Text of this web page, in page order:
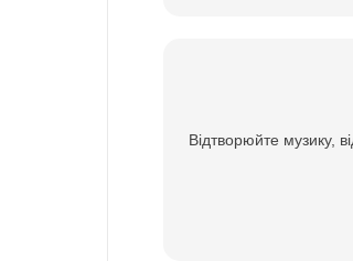
Відтворюйте музику,